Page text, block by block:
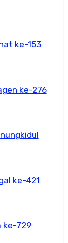
ke-153
ke-276
ke-421
ke-729